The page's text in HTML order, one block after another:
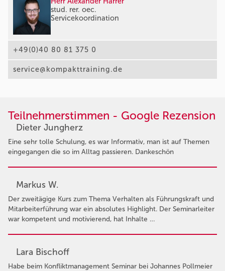
stud. rer. oec.
Servicekoordination
+49(0)40 80 81 375 0
service@kompakttraining.de
Teilnehmerstimmen - Google Rezension
Dieter Jungherz
Eine sehr tolle Schulung, es war Informativ, man ist auf Themen
eingegangen die so im Alltag passieren. Dankeschön
Markus W.
Der zweitägige Kurs zum Thema Verhalten als Führungskraft und
Mitarbeiterführung war ein absolutes Highlight. Der Seminarleiter
war kompetent und motivierend, hat Inhalte …
Lara Bischoff
Habe beim Konfliktmanagement Seminar bei Johannes Pollmeier